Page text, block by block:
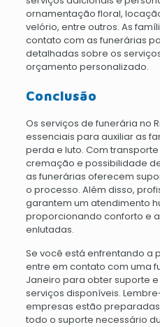
ornamentação floral,
velório, entre outros. As
contato com as funerárias
detalhadas sobre os
orçamento personalizado.
Conclusão
Os serviços de funerária no
essenciais para auxiliar as
perda e luto. Com
cremação e possibilidade
as funerárias oferecem
o processo. Além disso,
garantem um atendimento
proporcionando conforto e
enlutadas.
Se você está enfrentando a
entre em contato com uma
Janeiro para obter suporte
serviços disponíveis.
empresas estão
todo o suporte necessário